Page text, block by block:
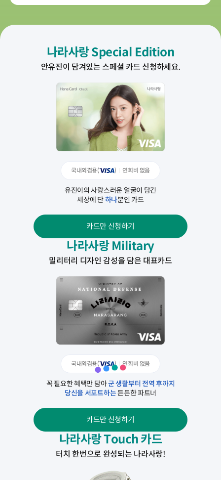
나라사랑 Special Edition
안유진이 담겨있는 스페셜 카드 신청하세요.
국내외겸용( ) 연회비 없음
유진이의 사랑스러운 얼굴이 담긴
세상에 단하나뿐인 카드
카드만 신청하기
나라사랑 Military
밀리터리 디자인 감성을 담은 대표카드
국내외겸용( ) 연회비 없음
꼭 필요한 혜택만 담아군 생활부터 전역 후까지
당신을 서포트하는든든한 파트너
카드만 신청하기
나라사랑 Touch 카드
터치 한번으로 완성되는 나라사랑!